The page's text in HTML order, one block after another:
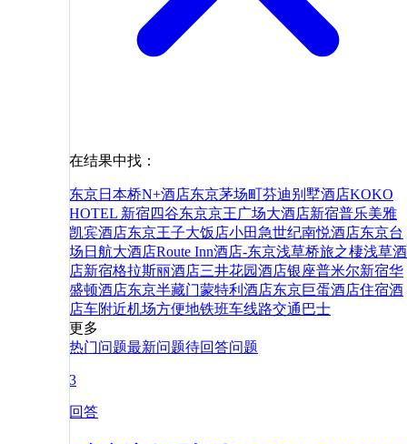
在结果中找：
东京日本桥N+酒店东京茅场町芬迪别墅酒店KOKO
HOTEL 新宿四谷东京京王广场大酒店新宿普乐美雅
凯宾酒店东京王子大饭店小田急世纪南悦酒店东京台
场日航大酒店Route Inn酒店-东京浅草桥旅之棲浅草酒
店新宿格拉斯丽酒店三井花园酒店银座普米尔新宿华
盛顿酒店东京半藏门蒙特利酒店东京巨蛋酒店住宿酒
店车附近机场方便地铁班车线路交通 巴士
更多
热门问题最新问题待回答问题
3
回答